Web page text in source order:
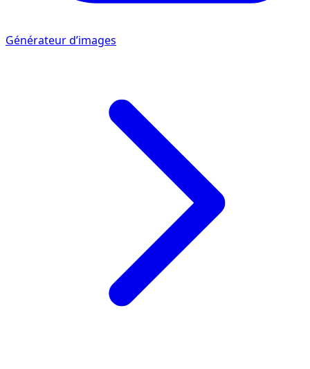
Générateur d’images